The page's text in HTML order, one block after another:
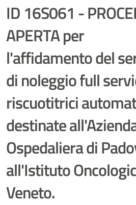
ID 16S061 -
APERTA per
l'affidamento del
di noleggio full
riscuotitrici
destinate
Ospedaliera di
all'Istituto
Veneto.